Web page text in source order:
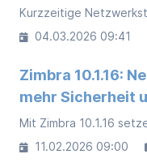
04.03.2026 09:41
Zimbra 10.1.16:
mehr Sicherheit
11.02.2026 09:00